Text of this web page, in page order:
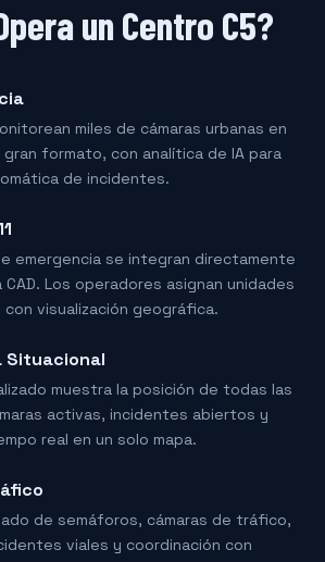
un Centro C5?
miles de cámaras urbanas en
formato, con analítica de IA para
de incidentes.
emergencia se integran directamente
Los operadores asignan unidades
visualización geográfica.
Situacional
muestra la posición de todas las
activas, incidentes abiertos y
real en un solo mapa.
de semáforos, cámaras de tráfico,
viales y coordinación con